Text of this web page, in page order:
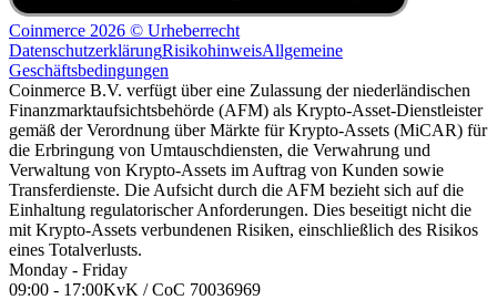
Coinmerce 2026 © Urheberrecht
DatenschutzerklärungRisikohinweisAllgemeine
Geschäftsbedingungen
Coinmerce B.V. verfügt über eine Zulassung der niederländischen
Finanzmarktaufsichtsbehörde (AFM) als Krypto-Asset-Dienstleister
gemäß der Verordnung über Märkte für Krypto-Assets (MiCAR) für
die Erbringung von Umtauschdiensten, die Verwahrung und
Verwaltung von Krypto-Assets im Auftrag von Kunden sowie
Transferdienste. Die Aufsicht durch die AFM bezieht sich auf die
Einhaltung regulatorischer Anforderungen. Dies beseitigt nicht die
mit Krypto-Assets verbundenen Risiken, einschließlich des Risikos
eines Totalverlusts.
Monday - Friday
09:00 - 17:00KvK / CoC 70036969